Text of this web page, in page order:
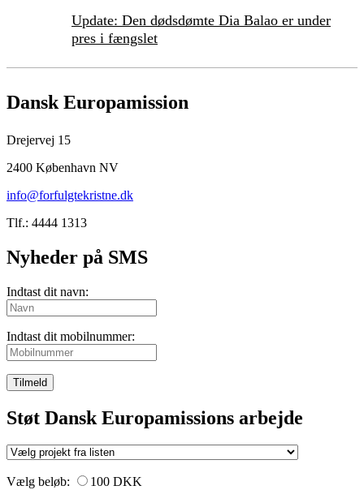
Update: Den dødsdømte Dia Balao er under
pres i fængslet
Dansk Europamission
Drejervej 15
2400 København NV
info@forfulgtekristne.dk
Tlf.: 4444 1313
Nyheder på SMS
Indtast dit navn:
Indtast dit mobilnummer:
Tilmeld
Støt Dansk Europamissions arbejde
Vælg beløb:
100 DKK